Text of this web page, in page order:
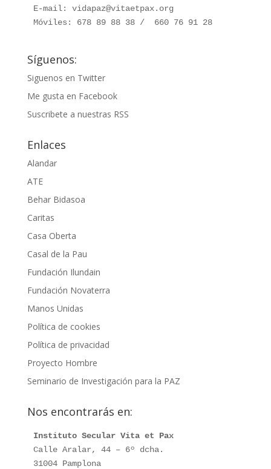
E-mail: vidapaz@vitaetpax.org
Móviles: 678 89 88 38 /  660 76 91 28
Síguenos:
Siguenos en Twitter
Me gusta en Facebook
Suscribete a nuestras RSS
Enlaces
Alandar
ATE
Behar Bidasoa
Caritas
Casa Oberta
Casal de la Pau
Fundación Ilundain
Fundación Novaterra
Manos Unidas
Política de cookies
Política de privacidad
Proyecto Hombre
Seminario de Investigación para la PAZ
Nos encontrarás en:
Instituto Secular Vita et Pax
Calle Aralar, 44 – 6º dcha.
31004 Pamplona